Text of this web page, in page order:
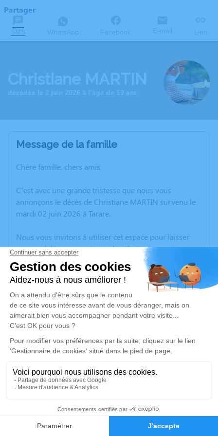
Faire-part Hommages
Partager
Message de la famille
Chère famille, chers amis,
C’est avec une grande tristesse que nous vous
annonçons le décès de Christiane MARTIN survenu le
mardi 02 juin 2026 à Tarare.
Nous vous invitons à utiliser cet espace pour laisser
vos condoléances, partager des photos souvenirs, une
anecdote ou exprimer vos pensées à travers des
poèmes ou des textes. Cet endroit est un lieu
d'expression dédié à honorer la mémoire de Christiane
MARTIN.
Un service de plantation d’arbre hommage est
disponible ici.
Je rends hommage
Cérémonie religieuse
Église Saint Laurent de Claveisolles
69870 Claveisolles